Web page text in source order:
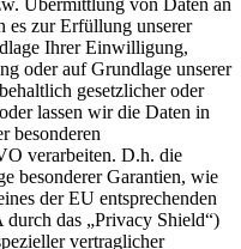
Übermittlung von Daten an
es zur Erfüllung unserer
Ihrer Einwilligung,
oder auf Grundlage unserer
gesetzlicher oder
lassen wir die Daten in
besonderen
verarbeiten. D.h. die
besonderer Garantien, wie
der EU entsprechenden
das „Privacy Shield“)
vertraglicher